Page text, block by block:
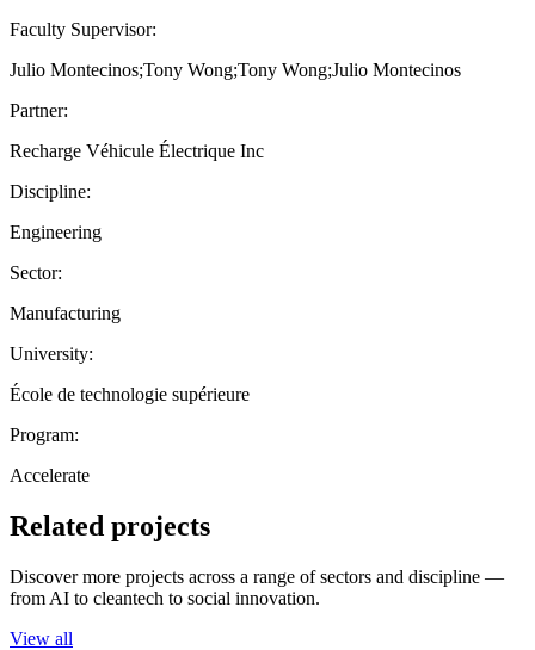
Faculty Supervisor:
Julio Montecinos;Tony Wong;Tony Wong;Julio Montecinos
Partner:
Recharge Véhicule Électrique Inc
Discipline:
Engineering
Sector:
Manufacturing
University:
École de technologie supérieure
Program:
Accelerate
Related projects
Discover more projects across a range of sectors and discipline —
from AI to cleantech to social innovation.
View all